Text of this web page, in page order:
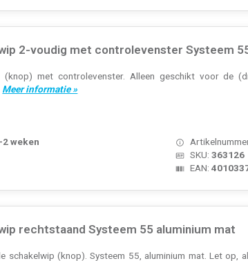
2-voudig met controlevenster Systeem
(knop) met controlevenster. Alleen geschikt voor de
Meer informatie »
SKU:363126
EAN:
weken
rechtstaand Systeem 55 aluminium mat
schakelwip (knop). Systeem 55, aluminium mat. Let op,